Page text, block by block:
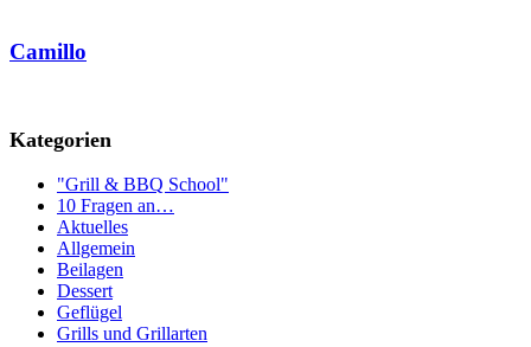
Camillo
Kategorien
"Grill & BBQ School"
10 Fragen an…
Aktuelles
Allgemein
Beilagen
Dessert
Geflügel
Grills und Grillarten